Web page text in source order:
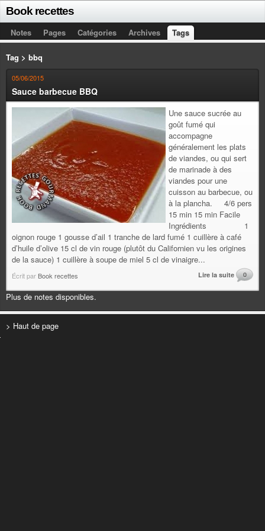
Book recettes
Notes Pages Catégories Archives Tags
Tag > bbq
05/06/2015
Sauce barbecue BBQ
Une sauce sucrée au
goût fumé qui
accompagne
généralement les plats
de viandes, ou qui sert
de marinade à des
viandes pour une
cuisson au barbecue, ou
à la plancha. 4/6 pers
15 min 15 min Facile
Ingrédients 1
oignon rouge 1 gousse d’ail 1 tranche de lard fumé 1 cuillère à café
d’huile d’olive 15 cl de vin rouge (plutôt du Californien vu les origines
de la sauce) 1 cuillère à soupe de miel 5 cl de vinaigre...
Écrit par Book recettes Lire la suite 0
Plus de notes disponibles.
> Haut de page